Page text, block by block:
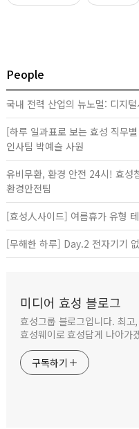
People
국내 전력 산업의 뉴노멀: 디지털
[하루 일과표로 보는 효성 직무
인사팀 박예슬 사원
유비무환, 환경 안전 24시! 효성
환경안전팀
[효성人사이드] 여름휴가 유형
[무해한 하루] Day.2 전자기기
미디어 효성 블로그
효성그룹 블로그입니다. 최고
효성웨이로 효성답게 나아가
구독하기